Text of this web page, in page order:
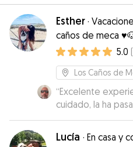
Esther ·
caños de meca
5.0 (
Los Caños de
“Excelente
cuidado, la ha
responsable y
adecuado.
Lucía · En casa y